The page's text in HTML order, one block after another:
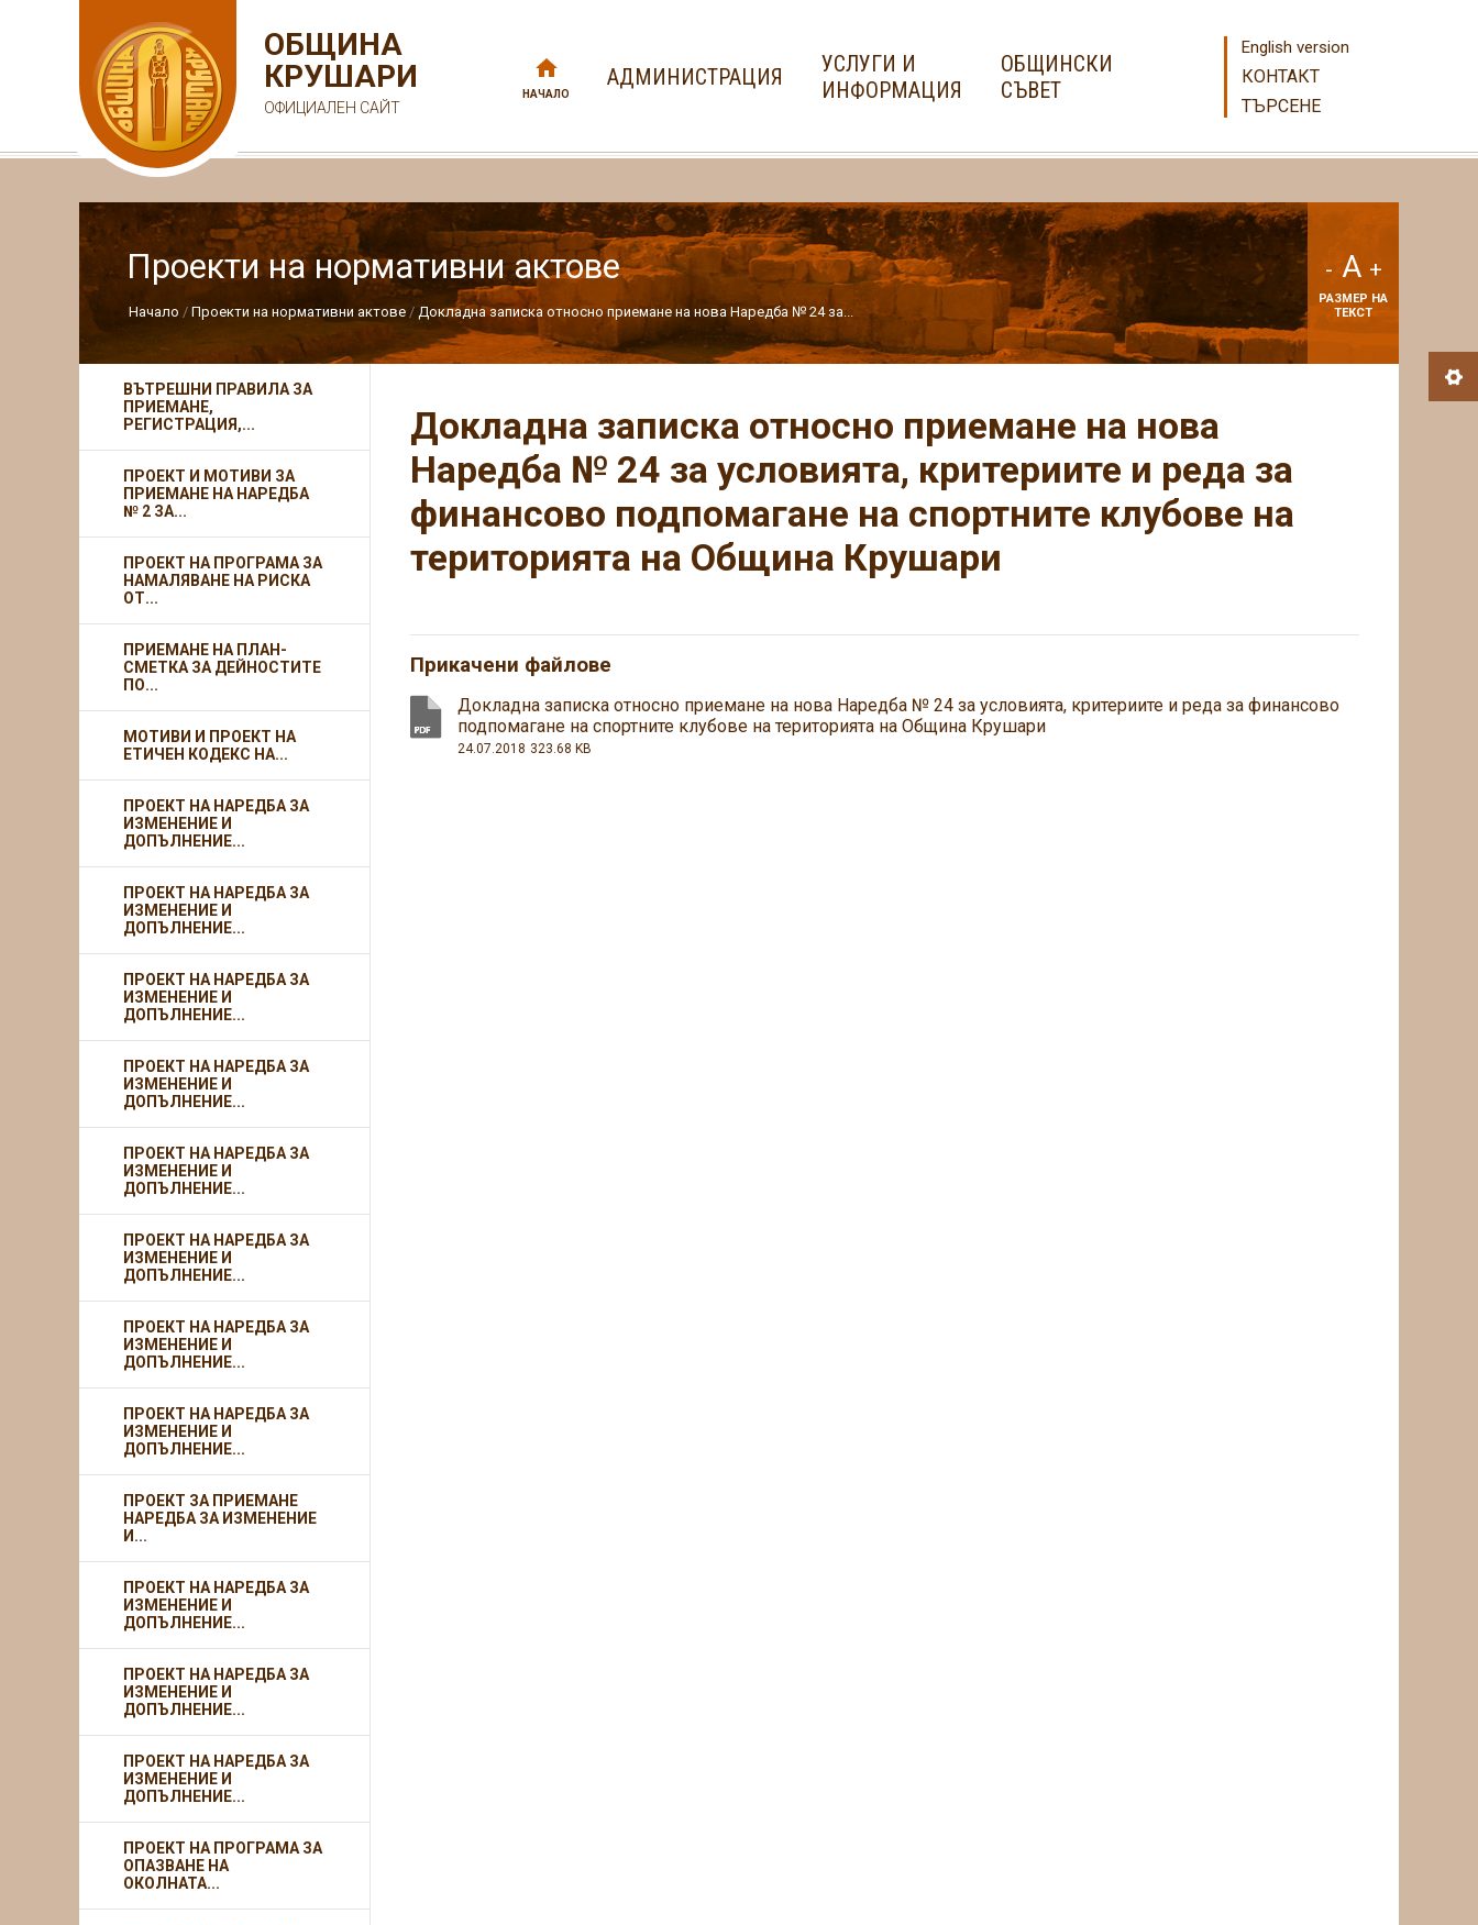
ОБЩИНА
КРУШАРИ
ОФИЦИАЛЕН САЙТ
НАЧАЛО
АДМИНИСТРАЦИЯ
УСЛУГИ И
ИНФОРМАЦИЯ
ОБЩИНСКИ
СЪВЕТ
English version
КОНТАКТ
ТЪРСЕНЕ
Проекти на нормативни актове
Начало Проекти на нормативни актове Докладна записка относно приемане на нова Наредба № 24 за...
- A +
РАЗМЕР НА
ТЕКСТ
Докладна записка относно приемане на нова
Наредба № 24 за условията, критериите и реда за
финансово подпомагане на спортните клубове на
територията на Община Крушари
Прикачени файлове
Докладна записка относно приемане на нова Наредба № 24 за условията, критериите и реда за финансово
подпомагане на спортните клубове на територията на Община Крушари
24.07.2018 323.68 KB
ВЪТРЕШНИ ПРАВИЛА ЗА
ПРИЕМАНЕ,
РЕГИСТРАЦИЯ,...
ПРОЕКТ И МОТИВИ ЗА
ПРИЕМАНЕ НА НАРЕДБА
№ 2 ЗА...
ПРОЕКТ НА ПРОГРАМА ЗА
НАМАЛЯВАНЕ НА РИСКА
ОТ...
ПРИЕМАНЕ НА ПЛАН-
СМЕТКА ЗА ДЕЙНОСТИТЕ
ПО...
МОТИВИ И ПРОЕКТ НА
ЕТИЧЕН КОДЕКС НА...
ПРОЕКТ НА НАРЕДБА ЗА
ИЗМЕНЕНИЕ И
ДОПЪЛНЕНИЕ...
ПРОЕКТ НА НАРЕДБА ЗА
ИЗМЕНЕНИЕ И
ДОПЪЛНЕНИЕ...
ПРОЕКТ НА НАРЕДБА ЗА
ИЗМЕНЕНИЕ И
ДОПЪЛНЕНИЕ...
ПРОЕКТ НА НАРЕДБА ЗА
ИЗМЕНЕНИЕ И
ДОПЪЛНЕНИЕ...
ПРОЕКТ НА НАРЕДБА ЗА
ИЗМЕНЕНИЕ И
ДОПЪЛНЕНИЕ...
ПРОЕКТ НА НАРЕДБА ЗА
ИЗМЕНЕНИЕ И
ДОПЪЛНЕНИЕ...
ПРОЕКТ НА НАРЕДБА ЗА
ИЗМЕНЕНИЕ И
ДОПЪЛНЕНИЕ...
ПРОЕКТ НА НАРЕДБА ЗА
ИЗМЕНЕНИЕ И
ДОПЪЛНЕНИЕ...
ПРОЕКТ ЗА ПРИЕМАНЕ
НАРЕДБА ЗА ИЗМЕНЕНИЕ
И...
ПРОЕКТ НА НАРЕДБА ЗА
ИЗМЕНЕНИЕ И
ДОПЪЛНЕНИЕ...
ПРОЕКТ НА НАРЕДБА ЗА
ИЗМЕНЕНИЕ И
ДОПЪЛНЕНИЕ...
ПРОЕКТ НА НАРЕДБА ЗА
ИЗМЕНЕНИЕ И
ДОПЪЛНЕНИЕ...
ПРОЕКТ НА ПРОГРАМА ЗА
ОПАЗВАНЕ НА
ОКОЛНАТА...